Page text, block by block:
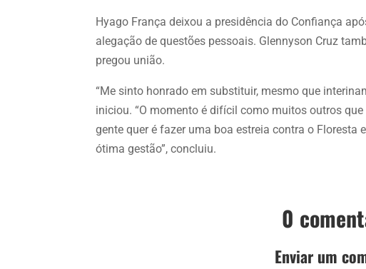
Hyago França deixou a presidência do Confiança
alegação de questões pessoais. Glennyson Cruz
pregou união.
“Me sinto honrado em substituir, mesmo que
iniciou. “O momento é difícil como muitos outros
gente quer é fazer uma boa estreia contra o Floresta
ótima gestão”, concluiu.
0
Enviar um